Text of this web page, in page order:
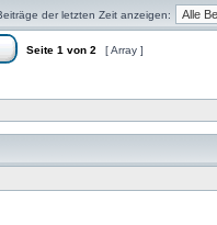
der letzten Zeit anzeigen:
Seite 1 von 2 [ Array ]